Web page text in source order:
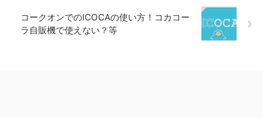
コークオンでのICOCAの使い方！コカコー
ラ自販機で使えない？等